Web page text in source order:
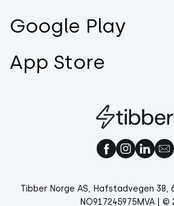
Google Play
App Store
Tibber Norge AS, Hafstadvegen 38,
NO917245975MVA | ©